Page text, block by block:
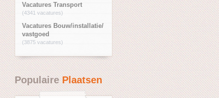
Vacatures Transport
(4341 vacatures)
Vacatures Bouw/installatie/
vastgoed
(3875 vacatures)
PopulairePlaatsen